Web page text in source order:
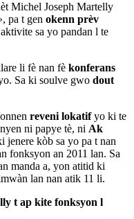
Michel Joseph Martelly
, pa t gen okenn prèv
sa yo pandan l te
li fè nan fè konferans
Sa ki soulve gwo dout
reveni lokatifyo ki te
ni papye tè, ni Ak
kòb sa yo pa t nan
fonksyon an 2011 lan. Sa
manda a, yon atitid ki
lan nan atik 11 li.
t ap kite fonksyon l